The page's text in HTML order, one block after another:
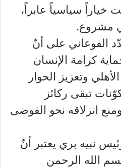
خياراً سياسياً عابراً،
مشروع.
الفوعاني على أنّ
كرامة الإنسان
وتعزيز الحوار
تبقى ركائز
انزلاقه نحو الفوضى
نبيه بري يعتبر أنّ
الله الرحمن